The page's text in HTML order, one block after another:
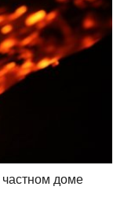
частном доме